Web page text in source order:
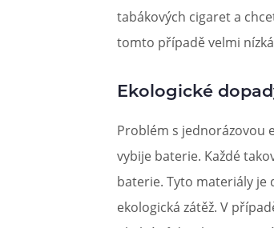
tabákových cigaret a
tomto případě velmi
Ekologické
Problém s jednorázovou
vybije baterie. Každé
baterie. Tyto materiály je
ekologická zátěž. V